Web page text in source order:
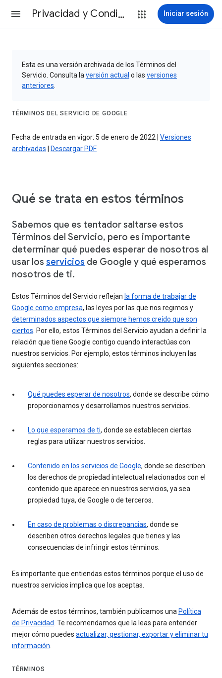
Privacidad y Condiciones Iniciar sesión
Esta es una versión archivada de los Términos del
Servicio. Consulta la versión actual o las versiones
anteriores
TÉRMINOS DEL SERVICIO DE GOOGLE
Fecha de entrada en vigor: 5 de enero de 2022 | Versiones
archivadas
Descargar PDF
Qué se trata en estos términos
Sabemos que es tentador saltarse estos
Términos del Servicio, pero es importante
determinar qué puedes esperar de nosotros al
usar los servicios de Google y qué esperamos
nosotros de ti.
Estos Términos del Servicio reflejan la forma de trabajar de
Google como empresa, las leyes por las que nos regimos y
determinados aspectos que siempre hemos creído que son
ciertos. Por ello, estos Términos del Servicio ayudan a definir la
relación que tiene Google contigo cuando interactúas con
nuestros servicios. Por ejemplo, estos términos incluyen las
siguientes secciones:
Qué puedes esperar de nosotros, donde se describe cómo
proporcionamos y desarrollamos nuestros servicios.
Lo que esperamos de ti, donde se establecen ciertas
reglas para utilizar nuestros servicios.
Contenido en los servicios de Google, donde se describen
los derechos de propiedad intelectual relacionados con el
contenido que aparece en nuestros servicios, ya sea
propiedad tuya, de Google o de terceros.
En caso de problemas o discrepancias, donde se
describen otros derechos legales que tienes y las
consecuencias de infringir estos términos.
Es importante que entiendas estos términos porque el uso de
nuestros servicios implica que los aceptas.
Además de estos términos, también publicamos una Política
de Privacidad. Te recomendamos que la leas para entender
mejor cómo puedes actualizar, gestionar, exportar y eliminar tu
información.
TÉRMINOS